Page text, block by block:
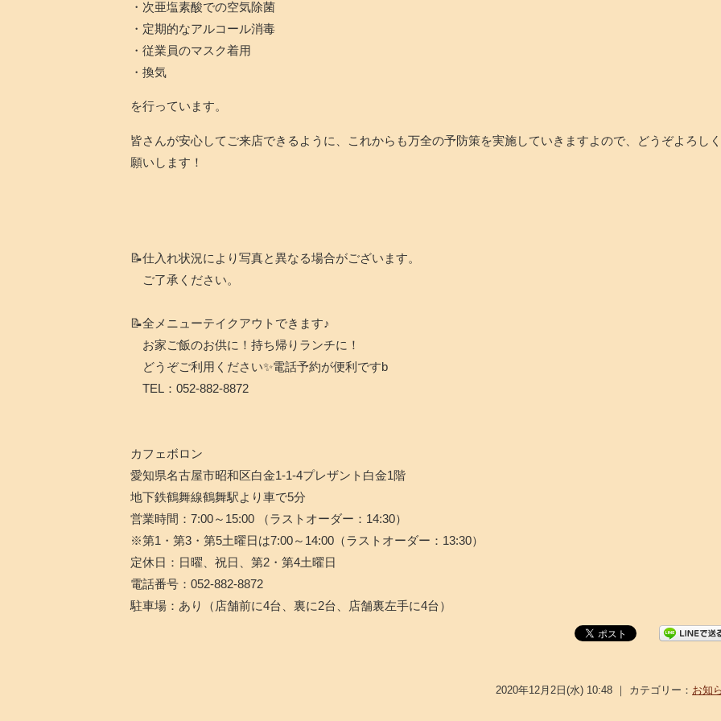
・次亜塩素酸での空気除菌
・定期的なアルコール消毒
・従業員のマスク着用
・換気
を行っています。
皆さんが安心してご来店できるように、これからも万全の予防策を実施していきますよので、どうぞよろし
願いします！
📝仕入れ状況により写真と異なる場合がございます。
ご了承ください。
📝全メニューテイクアウトできます♪
お家ご飯のお供に！持ち帰りランチに！
どうぞご利用ください✨電話予約が便利ですb
TEL：052-882-8872
カフェボロン
愛知県名古屋市昭和区白金1-1-4プレザント白金1階
地下鉄鶴舞線鶴舞駅より車で5分
営業時間：7:00～15:00 （ラストオーダー：14:30）
※第1・第3・第5土曜日は7:00～14:00（ラストオーダー：13:30）
定休日：日曜、祝日、第2・第4土曜日
電話番号：052-882-8872
駐車場：あり（店舗前に4台、裏に2台、店舗裏左手に4台）
2020年12月2日(水) 10:48 ｜ カテゴリー： お知